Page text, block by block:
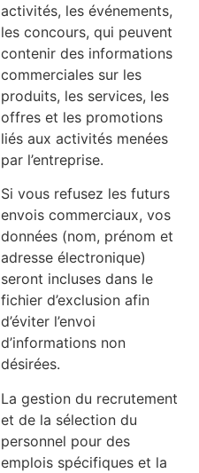
activités, les événements,
les concours, qui peuvent
contenir des informations
commerciales sur les
produits, les services, les
offres et les promotions
liés aux activités menées
par l’entreprise.
Si vous refusez les futurs
envois commerciaux, vos
données (nom, prénom et
adresse électronique)
seront incluses dans le
fichier d’exclusion afin
d’éviter l’envoi
d’informations non
désirées.
La gestion du recrutement
et de la sélection du
personnel pour des
emplois spécifiques et la